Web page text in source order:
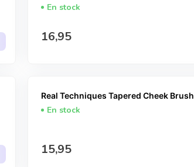
En stock
Prix normal
16,95
Real Techniques Tapered Cheek Brush
En stock
Prix normal
15,95